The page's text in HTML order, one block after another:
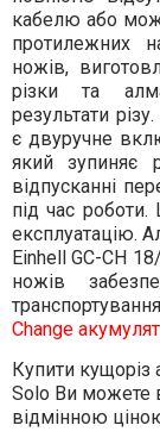
кабелю або
протилежних
ножів,
різки та
результати
єдвуручне
який зупиняє
відпусканні
під час
експлуатацію.
EinhellGC-CH
ножів
Change
Купити кущоріз
Solo Ви можете
відмінною